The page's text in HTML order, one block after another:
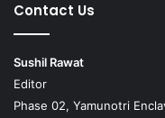
Contact Us
Sushil Rawat
Editor
Phase 02, Yamunotri